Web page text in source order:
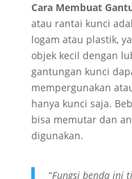
Cara Membuat
atau rantai kunci
logam atau plastik,
objek kecil dengan
gantungan kunci
mempergunakan
hanya kunci saja.
bisa memutar dan
digunakan.
“Fungsi benda ini